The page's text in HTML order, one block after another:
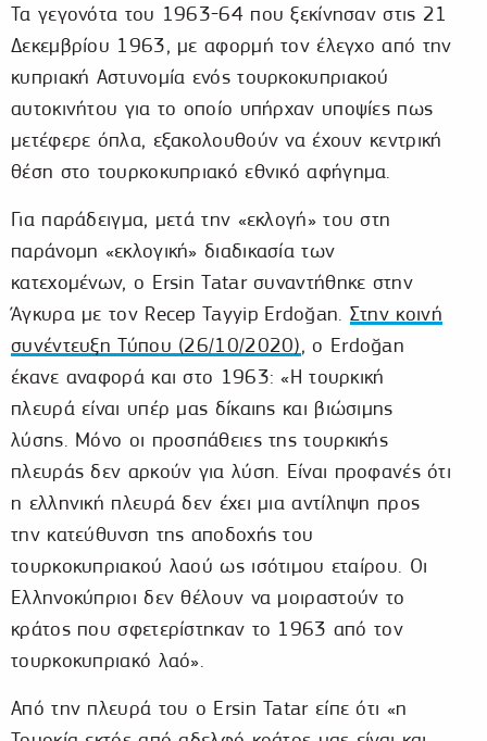
Τα γεγονότα του 1963-64 που ξεκίνησαν στις 21
Δεκεμβρίου 1963, με αφορμή τον έλεγχο από την
κυπριακή Αστυνομία ενός τουρκοκυπριακού
αυτοκινήτου για το οποίο υπήρχαν υποψίες πως
μετέφερε όπλα, εξακολουθούν να έχουν κεντρική
θέση στο τουρκοκυπριακό εθνικό αφήγημα.
Για παράδειγμα, μετά την «εκλογή» του στη
παράνομη «εκλογική» διαδικασία των
κατεχομένων, ο Ersin Tatar συναντήθηκε στην
Άγκυρα με τον Recep Tayyip Erdoğan. Στην κοινή
συνέντευξη Τύπου (26/10/2020), ο Erdoğan
έκανε αναφορά και στο 1963: «Η τουρκική
πλευρά είναι υπέρ μας δίκαιης και βιώσιμης
λύσης. Μόνο οι προσπάθειες της τουρκικής
πλευράς δεν αρκούν για λύση. Είναι προφανές ότι
η ελληνική πλευρά δεν έχει μια αντίληψη προς
την κατεύθυνση της αποδοχής του
τουρκοκυπριακού λαού ως ισότιμου εταίρου. Οι
Ελληνοκύπριοι δεν θέλουν να μοιραστούν το
κράτος που σφετερίστηκαν το 1963 από τον
τουρκοκυπριακό λαό».
Από την πλευρά του ο Ersin Tatar είπε ότι «η